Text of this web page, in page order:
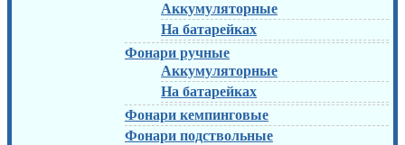
Аккумуляторные
На батарейках
Фонари ручные
Аккумуляторные
На батарейках
Фонари кемпинговые
Фонари подствольные